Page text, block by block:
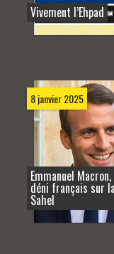
Vivement l’Ehpad
8 janvier 2025
Emmanuel
déni français sur
Sahel